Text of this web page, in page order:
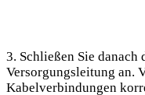
3. Schließen Sie danach
Versorgungsleitung an.
Kabelverbindungen